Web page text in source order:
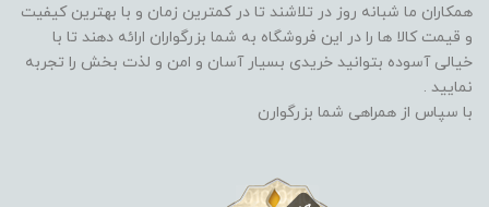
همکاران ما شبانه روز در تلاشند تا در کمترین زمان و با بهترین کیفیت
و قیمت کالا ها را در این فروشگاه به شما بزرگواران ارائه دهند تا با
خیالی آسوده بتوانید خریدی بسیار آسان و امن و لذت بخش را تجربه
نمایید .
با سپاس از همراهی شما بزرگوارن